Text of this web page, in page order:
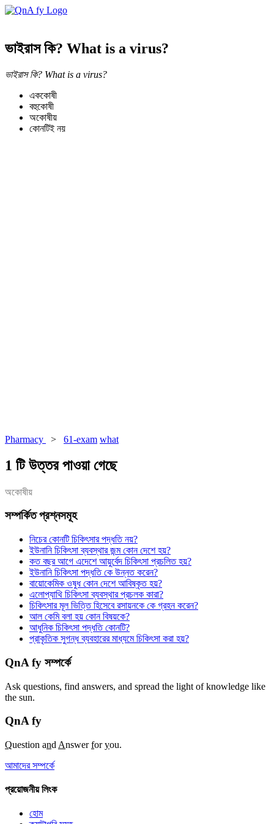
ভাইরাস কি? What is a virus?
ভাইরাস কি? What is a virus?
এককোষী
বহুকোষী
অকোষীয়
কোনটিই নয়
Pharmacy > 61-exam what
1 টি উত্তর পাওয়া গেছে
অকোষীয়
সম্পর্কিত প্রশ্নসমূহ
নিচের কোনটি চিকিৎসার পদ্ধতি নয়?
ইউনানি চিকিৎসা ব্যবস্থার জন্ম কোন দেশে হয়?
কত বছর আগে এদেশে আয়ুর্বেদ চিকিৎসা প্রচলিত হয়?
ইউনানি চিকিৎসা পদ্ধতি কে উন্নত করেন?
বায়োকেমিক ওষুধ কোন দেশে আবিষ্কৃত হয়?
এলোপ্যাথি চিকিৎসা ব্যবস্থার প্রচলক কারা?
চিকিৎসার মূল ভিত্তি হিসেবে রসায়নকে কে গ্রহন করেন?
আল কেমি বলা হয় কোন বিষয়কে?
আধুনিক চিকিৎসা পদ্ধতি কোনটি?
প্রাকৃতিক সুগন্ধ ব্যবহারের মাধ্যমে চিকিৎসা করা হয়?
QnA fy সম্পর্কে
Ask questions, find answers, and spread the light of knowledge like
the sun.
QnAfy
Question and Answerforyou.
আমাদের সম্পর্কে
প্রয়োজনীয় লিংক
হোম